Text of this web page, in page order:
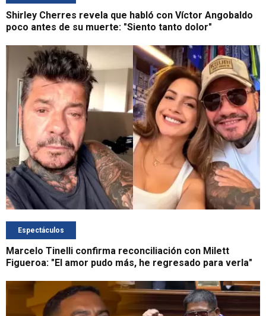
Shirley Cherres revela que habló con Víctor Angobaldo
poco antes de su muerte: "Siento tanto dolor"
Espectáculos
Marcelo Tinelli confirma reconciliación con Milett
Figueroa: "El amor pudo más, he regresado para verla"